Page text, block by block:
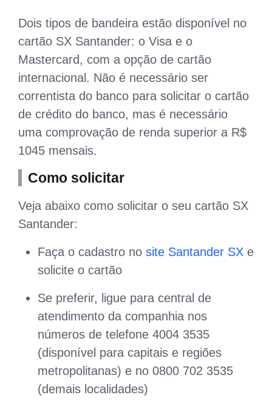
Dois tipos de bandeira estão disponível no
cartão SX Santander: o Visa e o
Mastercard, com a opção de cartão
internacional. Não é necessário ser
correntista do banco para solicitar o cartão
de crédito do banco, mas é necessário
uma comprovação de renda superior a R$
1045 mensais.
Como solicitar
Veja abaixo como solicitar o seu cartão SX
Santander:
Faça o cadastro no site Santander SX e
solicite o cartão
Se preferir, ligue para central de
atendimento da companhia nos
números de telefone 4004 3535
(disponível para capitais e regiões
metropolitanas) e no 0800 702 3535
(demais localidades)